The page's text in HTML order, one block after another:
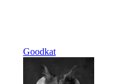
Goodkat